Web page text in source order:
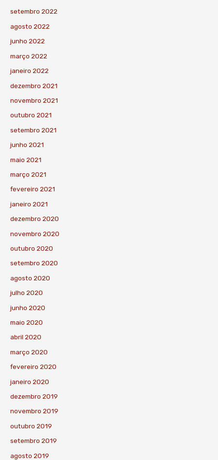
setembro 2022
agosto 2022
junho 2022
março 2022
janeiro 2022
dezembro 2021
novembro 2021
outubro 2021
setembro 2021
junho 2021
maio 2021
março 2021
fevereiro 2021
janeiro 2021
dezembro 2020
novembro 2020
outubro 2020
setembro 2020
agosto 2020
julho 2020
junho 2020
maio 2020
abril 2020
março 2020
fevereiro 2020
janeiro 2020
dezembro 2019
novembro 2019
outubro 2019
setembro 2019
agosto 2019